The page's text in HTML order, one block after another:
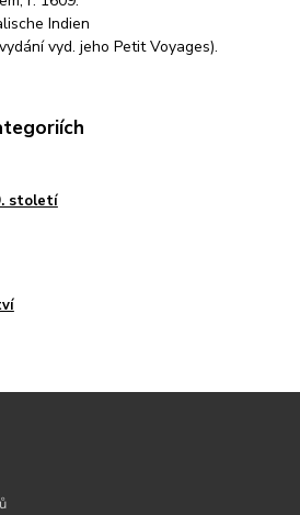
Indien
vyd. jeho Petit Voyages).
století